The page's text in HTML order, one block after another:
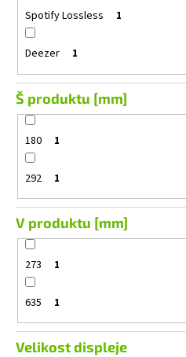
Spotify Lossless 1
Deezer 1
Š produktu [mm]
180 1
292 1
V produktu [mm]
273 1
635 1
Velikost displeje